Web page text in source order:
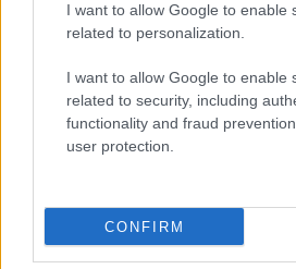
I want to allow Google to enable
related to personalization.
I want to allow Google to enable
related to security, including
functionality and fraud
user protection.
CONFIRM
NECROLOGIE
Mario Malu
Paolo Pinna